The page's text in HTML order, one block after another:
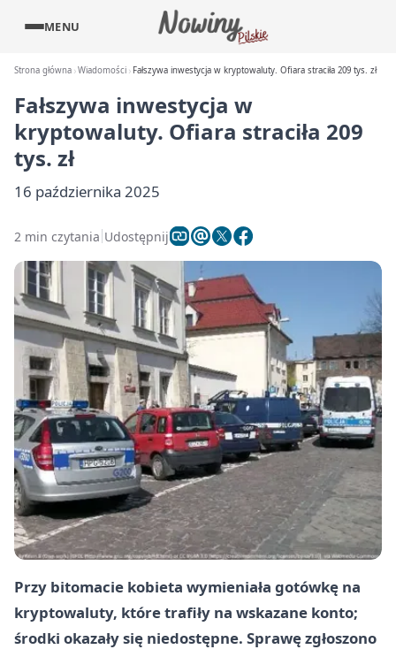
MENU
Strona główna Wiadomości Fałszywa inwestycja w kryptowaluty. Ofiara straciła 209 tys. zł
Fałszywa inwestycja w
kryptowaluty. Ofiara straciła 209
tys. zł
16 października 2025
2 min czytania Udostępnij
Przy bitomacie kobieta wymieniała gotówkę na
kryptowaluty, które trafiły na wskazane konto;
środki okazały się niedostępne. Sprawę zgłoszono